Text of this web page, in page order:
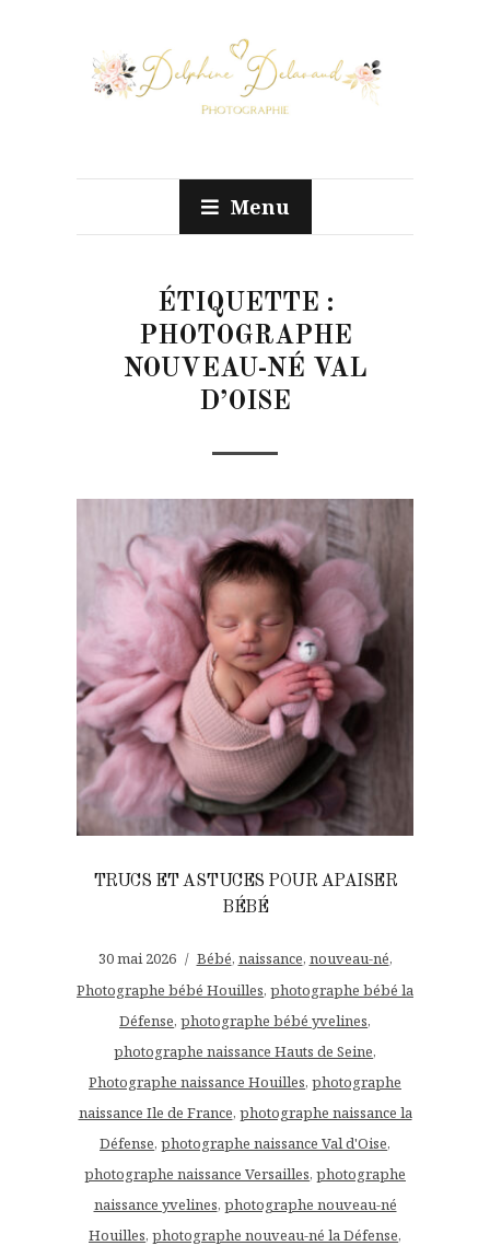
Menu
ÉTIQUETTE :
PHOTOGRAPHE
NOUVEAU-NÉ VAL
D’OISE
TRUCS ET ASTUCES POUR APAISER
BÉBÉ
30 mai 2026 Bébé, naissance, nouveau-né,
Photographe bébé Houilles, photographe bébé la
Défense, photographe bébé yvelines,
photographe naissance Hauts de Seine,
Photographe naissance Houilles, photographe
naissance Ile de France, photographe naissance la
Défense, photographe naissance Val d'Oise,
photographe naissance Versailles, photographe
naissance yvelines, photographe nouveau-né
Houilles, photographe nouveau-né la Défense,